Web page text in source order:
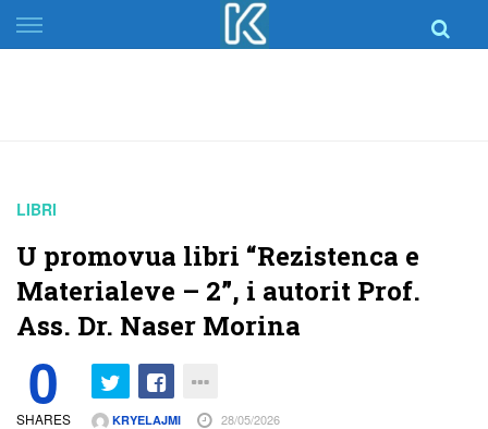
Skip
to
LIBRI
U promovua libri “Rezistenca e
Materialeve – 2”, i autorit Prof.
Ass. Dr. Naser Morina
0
SHARES KRYELAJMI 28/05/2026